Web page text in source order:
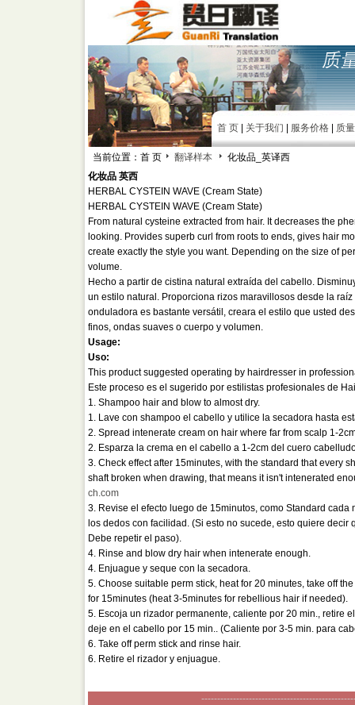
首 页 关于我们 服务价格 质
当前位置：首 页 翻译样本
化妆品_英译西
化妆品 英西
HERBAL CYSTEIN WAVE (Cream State)
HERBAL CYSTEIN WAVE (Cream State)
From natural cysteine extracted from hair. It decreases the
looking. Provides superb curl from roots to ends, gives hair
create exactly the style you want. Depending on the size of
volume.
Hecho a partir de cistina natural extraída del cabello.
un estilo natural. Proporciona rizos maravillosos desde la
onduladora es bastante versátil, creara el estilo que usted
finos, ondas suaves o cuerpo y volumen.
Usage:
Uso:
This product suggested operating by hairdresser in
Este proceso es el sugerido por estilistas profesionales de
1. Shampoo hair and blow to almost dry.
1. Lave con shampoo el cabello y utilice la secadora hasta
2. Spread intenerate cream on hair where far from scalp 1-
2. Esparza la crema en el cabello a 1-2cm del cuero
3. Check effect after 15minutes, with the standard that every
shaft broken when drawing, that means it isn't intenerated
ch.com
3. Revise el efecto luego de 15minutos, como Standard
los dedos con facilidad. (Si esto no sucede, esto quiere
Debe repetir el paso).
4. Rinse and blow dry hair when intenerate enough.
4. Enjuague y seque con la secadora.
5. Choose suitable perm stick, heat for 20 minutes, take off
for 15minutes (heat 3-5minutes for rebellious hair if needed).
5. Escoja un rizador permanente, caliente por 20 min., retire
deje en el cabello por 15 min.. (Caliente por 3-5 min. para
6. Take off perm stick and rinse hair.
6. Retire el rizador y enjuague.